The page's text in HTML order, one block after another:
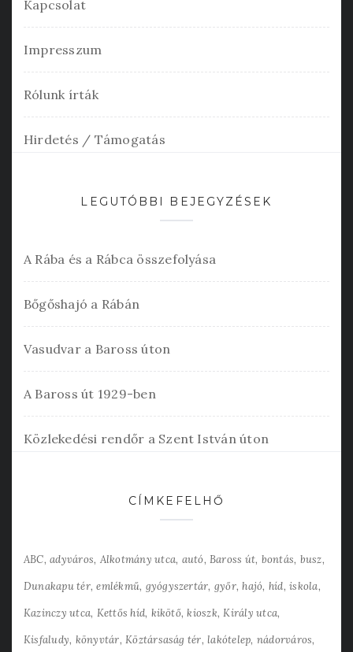
Kapcsolat
Impresszum
Rólunk írták
Hirdetés / Támogatás
LEGUTÓBBI BEJEGYZÉSEK
A Rába és a Rábca összefolyása
Bőgőshajó a Rábán
Vasudvar a Baross úton
A Baross út 1929-ben
Közlekedési rendőr a Szent István úton
CÍMKEFELHŐ
ABC adyváros Alkotmány utca autó Baross út bontás busz
Dunakapu tér emlékmű gyógyszertár győr hajó híd iskola
Kazinczy utca Kettős híd kikötő kioszk Király utca
Kisfaludy könyvtár Köztársaság tér lakótelep nádorváros